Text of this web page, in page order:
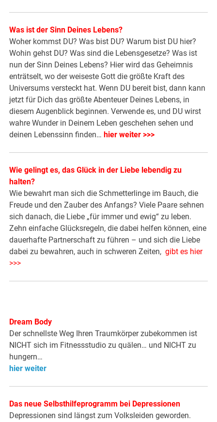
Was ist der Sinn Deines Lebens?
Woher kommst DU? Was bist DU? Warum bist DU hier?
Wohin gehst DU? Was sind die Lebensgesetze? Was ist
nun der Sinn Deines Lebens? Hier wird das Geheimnis
enträtselt, wo der weiseste Gott die größte Kraft des
Universums versteckt hat. Wenn DU bereit bist, dann kann
jetzt für Dich das größte Abenteuer Deines Lebens, in
diesem Augenblick beginnen. Verwende es, und DU wirst
wahre Wunder in Deinem Leben geschehen sehen und
deinen Lebenssinn finden… hier weiter >>>
Wie gelingt es, das Glück in der Liebe lebendig zu
halten?
Wie bewahrt man sich die Schmetterlinge im Bauch, die
Freude und den Zauber des Anfangs? Viele Paare sehnen
sich danach, die Liebe „für immer und ewig“ zu leben.
Zehn einfache Glücksregeln, die dabei helfen können, eine
dauerhafte Partnerschaft zu führen – und sich die Liebe
dabei zu bewahren, auch in schweren Zeiten,gibt es hier
>>>
Dream Body
Der schnellste Weg Ihren Traumkörper zubekommen ist
NICHT sich im Fitnessstudio zu quälen… und NICHT zu
hungern…
hier weiter
Das neue Selbsthilfeprogramm bei Depressionen
Depressionen sind längst zum Volksleiden geworden.